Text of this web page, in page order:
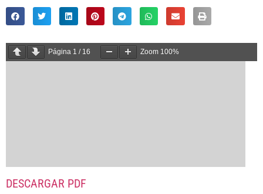
Página 1 / 16 Zoom 100%
DESCARGAR PDF